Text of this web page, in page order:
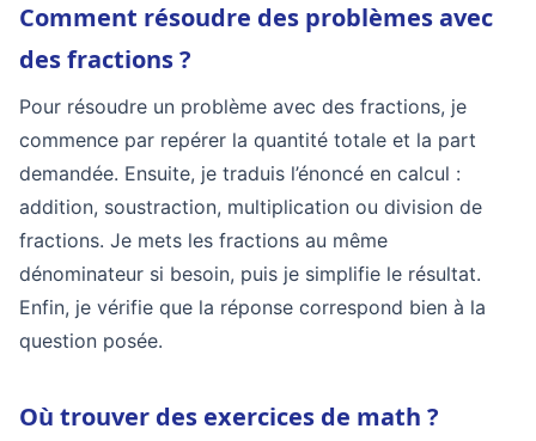
Comment résoudre des problèmes avec
des fractions ?
Pour résoudre un problème avec des fractions, je
commence par repérer la quantité totale et la part
demandée. Ensuite, je traduis l’énoncé en calcul :
addition, soustraction, multiplication ou division de
fractions. Je mets les fractions au même
dénominateur si besoin, puis je simplifie le résultat.
Enfin, je vérifie que la réponse correspond bien à la
question posée.
Où trouver des exercices de math ?